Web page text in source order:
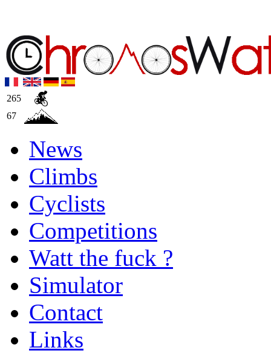
265
67
News
Climbs
Cyclists
Competitions
Watt the fuck ?
Simulator
Contact
Links